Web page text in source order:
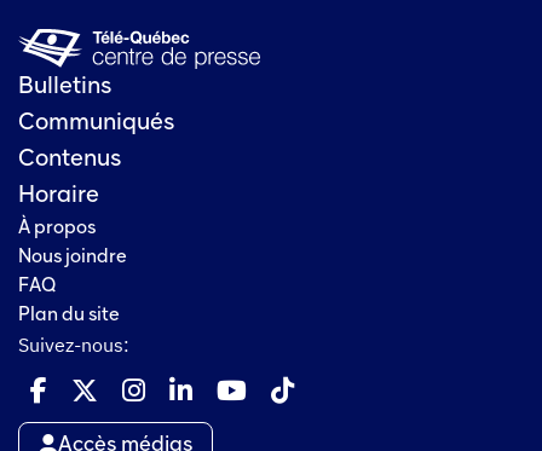
Bulletins
Communiqués
Contenus
Horaire
À propos
Nous joindre
FAQ
Plan du site
Suivez-nous:
Accès médias